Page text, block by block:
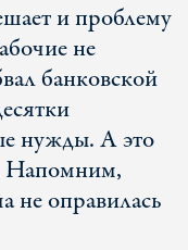
и проблему
не
банковской
нужды. А это
Напомним,
не оправилась